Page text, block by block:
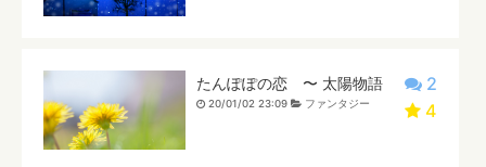
2
4
たんぽぽの恋 〜 太陽物語
20/01/02 23:09 ファンタジー